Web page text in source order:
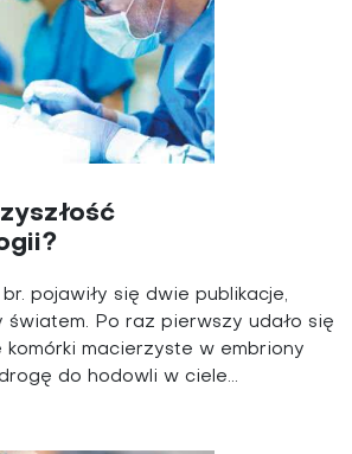
pojawiły się dwie publikacje,
światem. Po raz pierwszy udało się
komórki macierzyste w embriony
do hodowli w ciele...